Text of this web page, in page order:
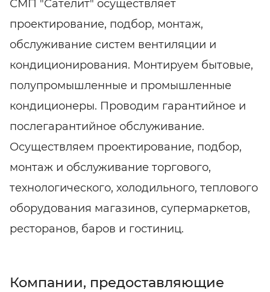
СМП "Сателит" осуществляет
проектирование, подбор, монтаж,
обслуживание систем вентиляции и
кондиционирования. Монтируем бытовые,
полупромышленные и промышленные
кондиционеры. Проводим гарантийное и
послегарантийное обслуживание.
Осуществляем проектирование, подбор,
монтаж и обслуживание торгового,
технологического, холодильного, теплового
оборудования магазинов, супермаркетов,
ресторанов, баров и гостиниц.
Компании, предоставляющие